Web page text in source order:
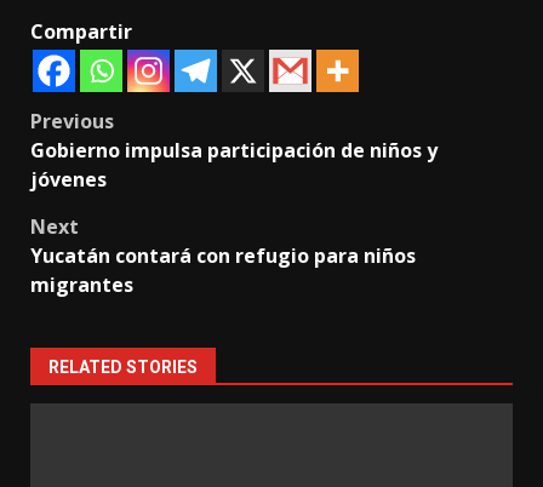
Compartir
Post
navigation
Previous
Gobierno impulsa participación de niños y
jóvenes
Next
Yucatán contará con refugio para niños
migrantes
RELATED STORIES